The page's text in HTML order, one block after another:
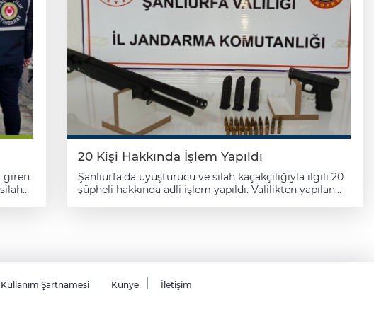
yapılan aramalarda, 64 cep telefonu, 61 sim kart, 6 hard
disk, 10 flash bellek, 8 bilgisayar, kurusıkıdan bozma
tabanca, 4 kurusıkı tabanca, tüfek, 7 şarjör, 180 mermi,
160 bin 65 lira, 5 ata altını, 3 yarım altın, 11 çeyrek altın, 1
gramlık 4 altın, 9 altın yüzük, altın bilezik ve küpe ele
geçirildi. Zanlıların emniyet müdürlüğündeki işlemleri
sürüyor.
giren
bir
20 Kişi Hakkında İşlem Yapıldı
Şanlıurfa'da uyuşturucu ve silah kaçakçılığıyla ilgili 20
şüpheli hakkında adli işlem yapıldı. Valilikten yapılan
tabanca, 2 av tüfeği, 6 şarjör, 78 mermi, 49 gram
sentetik uyuşturucu, 10 sentetik ecza hap, 10 gram
esrar, 9 uyuşturucu madde tüketiminde kullanılan
Kullanım Şartnamesi Künye İletişim